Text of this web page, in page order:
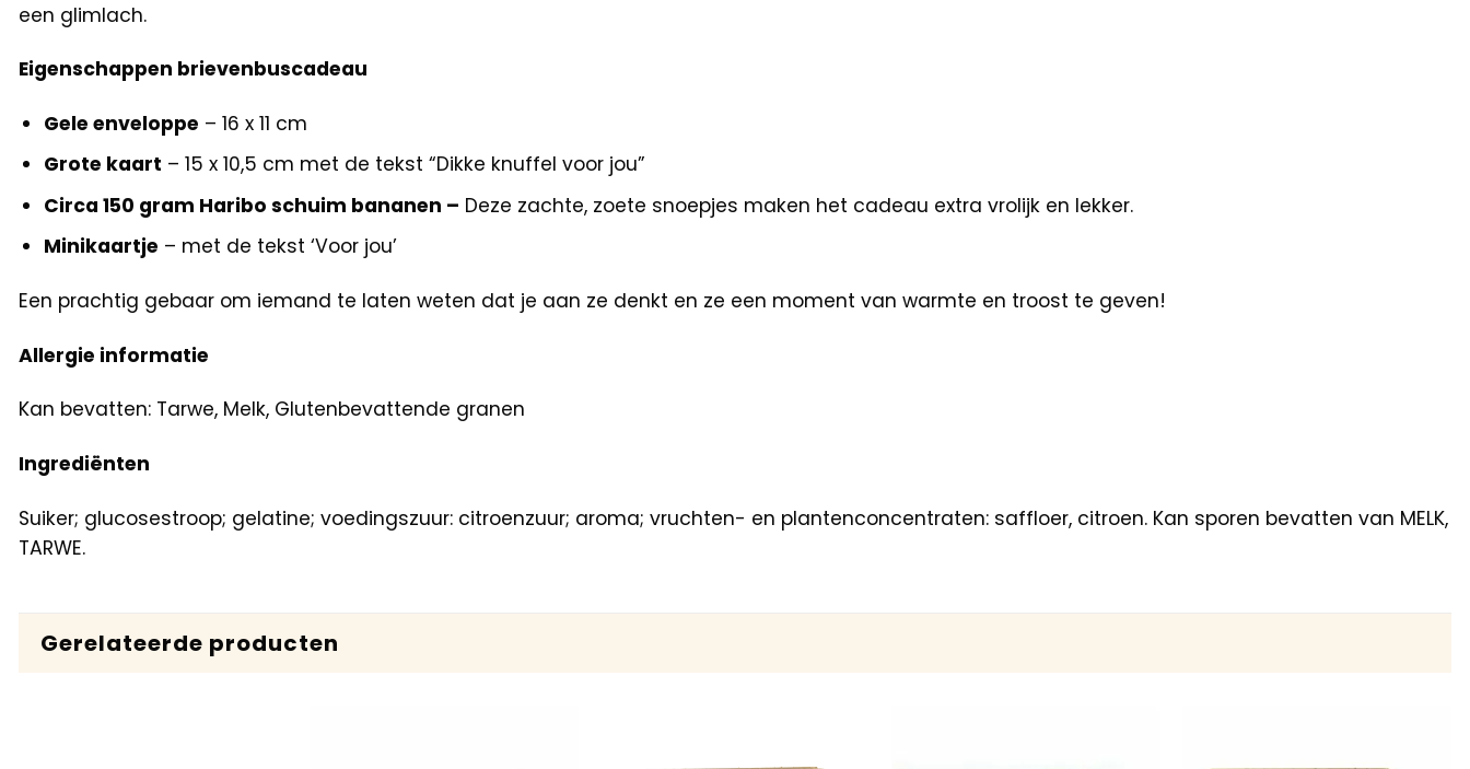
een glimlach.
Eigenschappen brievenbuscadeau
Gele enveloppe – 16 x 11 cm
Grote kaart – 15 x 10,5 cm met de tekst “Dikke knuffel voor jou”
Circa 150 gram Haribo schuim bananen – Deze zachte, zoete snoepjes maken het cadeau extra vrolijk en lekker.
Minikaartje – met de tekst ‘Voor jou’
Een prachtig gebaar om iemand te laten weten dat je aan ze denkt en ze een moment van warmte en troost te geven!
Allergie informatie
Kan bevatten: Tarwe, Melk, Glutenbevattende granen
Ingrediënten
Suiker; glucosestroop; gelatine; voedingszuur: citroenzuur; aroma; vruchten- en plantenconcentraten: saffloer, citroen. Kan sporen bevatten van MELK,
TARWE.
Gerelateerde producten